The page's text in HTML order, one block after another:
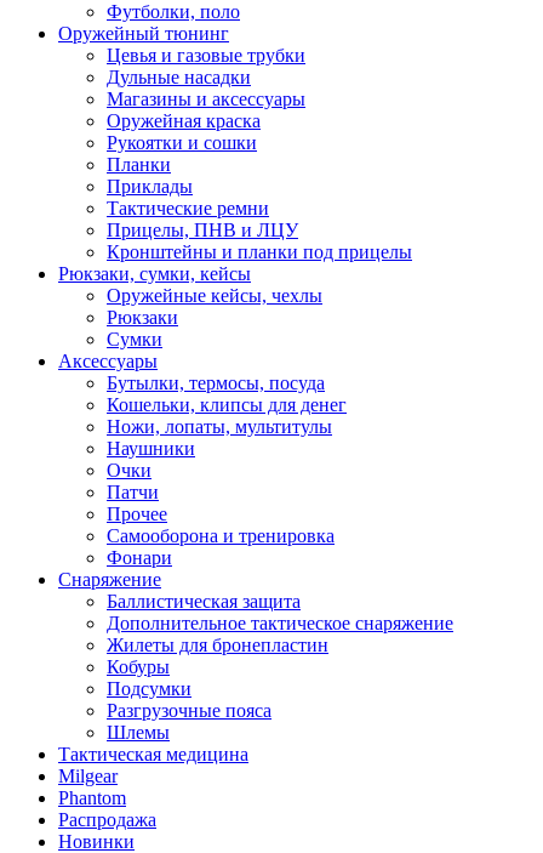
Футболки, поло
Оружейный тюнинг
Цевья и газовые трубки
Дульные насадки
Магазины и аксессуары
Оружейная краска
Рукоятки и сошки
Планки
Приклады
Тактические ремни
Прицелы, ПНВ и ЛЦУ
Кронштейны и планки под прицелы
Рюкзаки, сумки, кейсы
Оружейные кейсы, чехлы
Рюкзаки
Сумки
Аксессуары
Бутылки, термосы, посуда
Кошельки, клипсы для денег
Ножи, лопаты, мультитулы
Наушники
Очки
Патчи
Прочее
Самооборона и тренировка
Фонари
Снаряжение
Баллистическая защита
Дополнительное тактическое снаряжение
Жилеты для бронепластин
Кобуры
Подсумки
Разгрузочные пояса
Шлемы
Тактическая медицина
Milgear
Phantom
Распродажа
Новинки